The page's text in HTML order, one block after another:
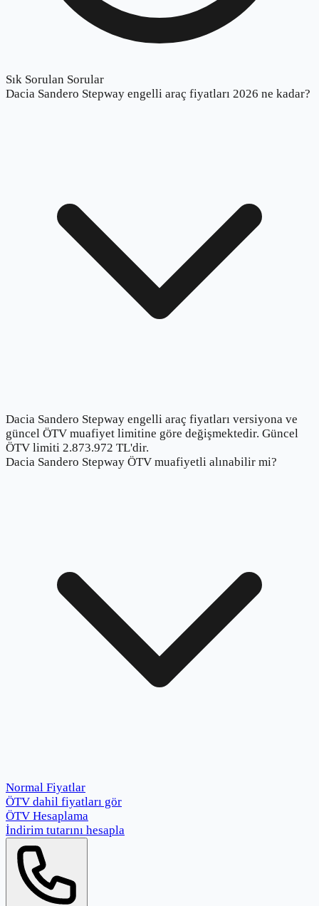
Sık Sorulan Sorular
Dacia Sandero Stepway engelli araç fiyatları 2026 ne kadar?
Dacia Sandero Stepway engelli araç fiyatları versiyona ve
güncel ÖTV muafiyet limitine göre değişmektedir. Güncel
ÖTV limiti 2.873.972 TL'dir.
Dacia Sandero Stepway ÖTV muafiyetli alınabilir mi?
Normal Fiyatlar
ÖTV dahil fiyatları gör
ÖTV Hesaplama
İndirim tutarını hesapla